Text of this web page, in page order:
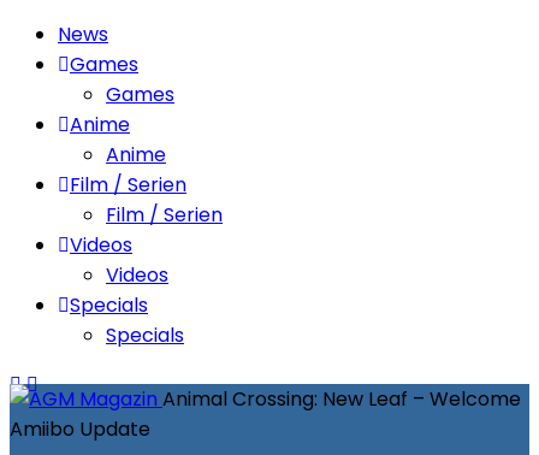
News
Games
Games
Anime
Anime
Film / Serien
Film / Serien
Videos
Videos
Specials
Specials
Animal Crossing: New Leaf – Welcome
Amiibo Update